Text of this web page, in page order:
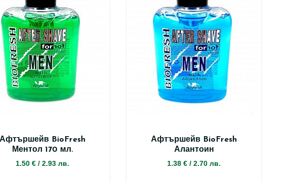
Афтършейв BioFresh
Ментол 170 мл.
1.50 € / 2.93 лв.
Афтършейв BioFresh
Алантоин
1.38 € / 2.70 лв.